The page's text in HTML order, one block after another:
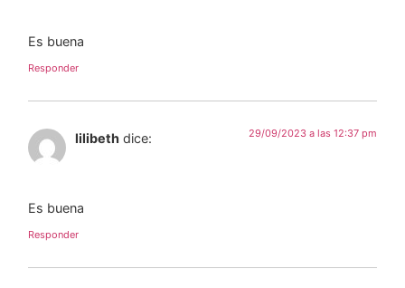
Es buena
Responder
lilibeth dice: 29/09/2023 a las 12:37 pm
Es buena
Responder